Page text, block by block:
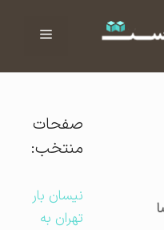
فهرست
صفحات
منتخب:
نیسان بار
تهران به